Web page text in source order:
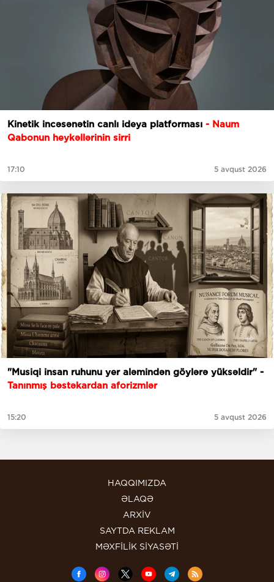
Kinetik incəsənətin canlı ideya platforması - Naum
Qabonun heykəllərinin sirri
17:10 5 avqust 2026
"Musiqi insan ruhunu yer aləmindən göylərə yüksəldir" -
Tanınmış bəstəkardan aforizmlər
15:20 5 avqust 2026
HAQQIMIZDA
ƏLAQƏ
ARXİV
SAYTDA REKLAM
MƏXFİLİK SİYASƏTİ